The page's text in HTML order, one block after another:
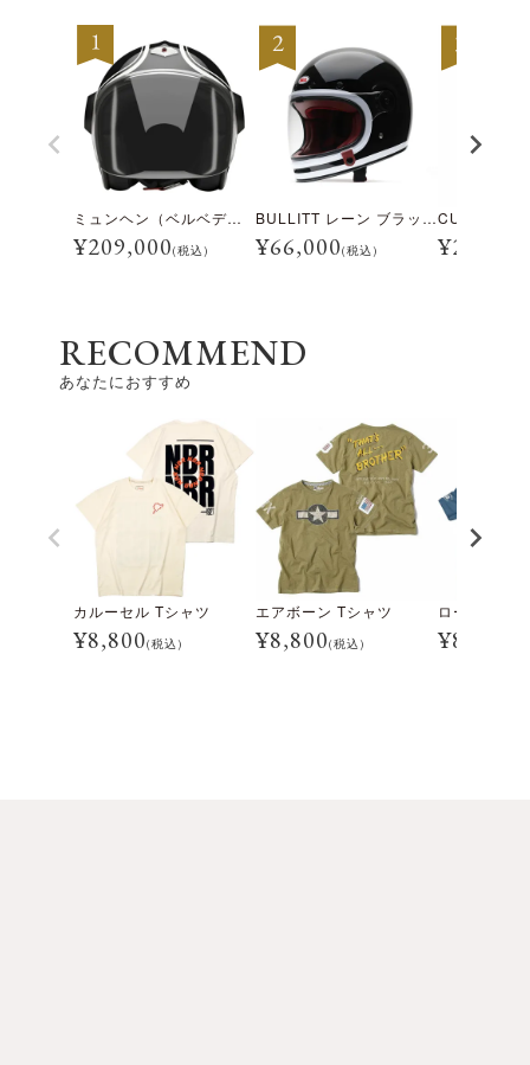
ミュンヘン（ベルベデーレ）
¥209,000(税込)
BULLITT レーン ブラック/ホワイト
¥66,000(税込) ¥28,600
RECOMMEND
あなたにおすすめ
カルーセル Tシャツ
¥8,800(税込)
エアボーン Tシャツ
¥8,800(税込)
ローリン T
¥8,800